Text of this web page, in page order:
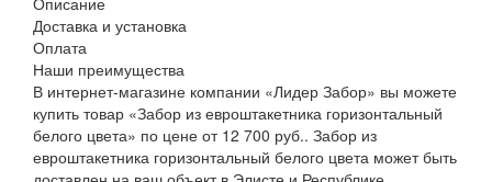
Доставка и установка
Оплата
Наши преимущества
В интернет-магазине компании «Лидер Забор» вы можете
купить товар «Забор из евроштакетника горизонтальный
белого цвета» по цене от 12 700 руб.. Забор из
евроштакетника горизонтальный белого цвета может быть